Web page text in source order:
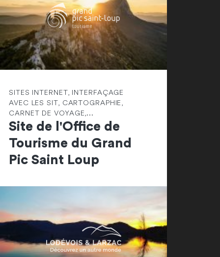
SITES INTERNET, INTERFAÇAGE
AVEC LES SIT, CARTOGRAPHIE,
CARNET DE VOYAGE,...
Site de l'Office de
Tourisme du Grand
Pic Saint Loup